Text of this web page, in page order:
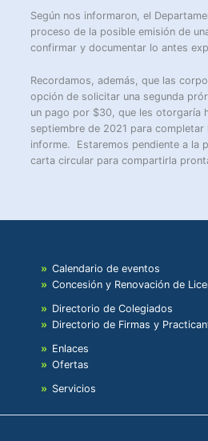
Según nos informaron, el
proceso de la posible emisión de
confirmar y documentar lo antes
Recordamos, además, que las
opción de solicitar una segunda
un pago por $30, que les otorgaría
septiembre de 2021 para completar
informe. Estaremos pendiente a la
carta circular para compartirla
Calendario de eventos
Concesión y Renovación de
Directorio de Colegiados
Directorio de Firmas y
Enlaces
Ofertas
Servicios